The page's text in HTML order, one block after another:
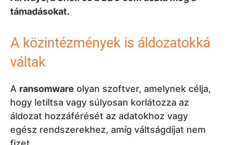
támadásokat.
A közintézmények is áldozatokká
váltak
A ransomware olyan szoftver, amelynek célja,
hogy letiltsa vagy súlyosan korlátozza az
áldozat hozzáférését az adatokhoz vagy
egész rendszerekhez, amíg váltságdíjat nem